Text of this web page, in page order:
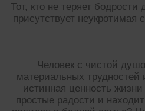
Тот, кто не теряет
присутствует
Человек с чистой
материальных трудностей
истинная ценность
простые радости и